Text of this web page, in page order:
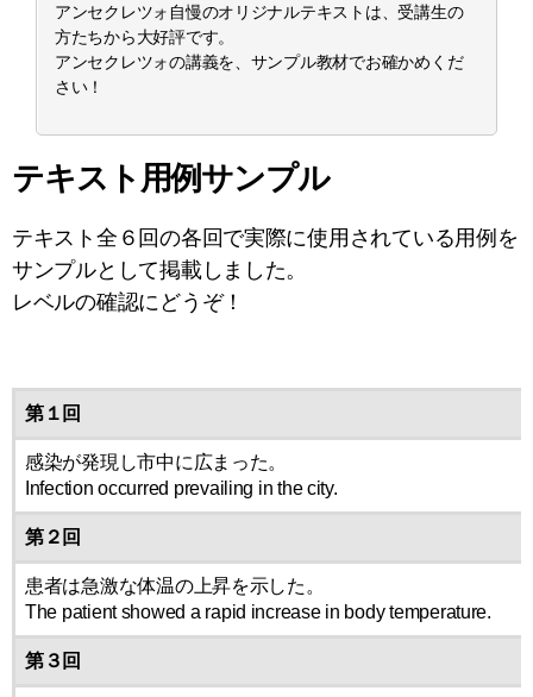
アンセクレツォ自慢のオリジナルテキストは、受講生の
方たちから大好評です。
アンセクレツォの講義を、サンプル教材でお確かめくだ
さい！
テキスト用例サンプル
テキスト全６回の各回で実際に使用されている用例を
サンプルとして掲載しました。
レベルの確認にどうぞ！
第１回
感染が発現し市中に広まった。
Infection occurred prevailing in the city.
第２回
患者は急激な体温の上昇を示した。
The patient showed a rapid increase in body temperature.
第３回